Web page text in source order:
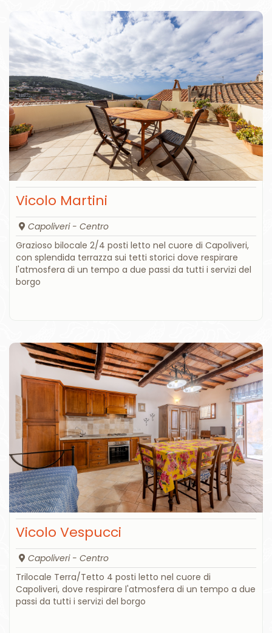
Vicolo Martini
Capoliveri - Centro
Grazioso bilocale 2/4 posti letto nel cuore di Capoliveri,
con splendida terrazza sui tetti storici dove respirare
l'atmosfera di un tempo a due passi da tutti i servizi del
borgo
Vicolo Vespucci
Capoliveri - Centro
Trilocale Terra/Tetto 4 posti letto nel cuore di
Capoliveri, dove respirare l'atmosfera di un tempo a due
passi da tutti i servizi del borgo